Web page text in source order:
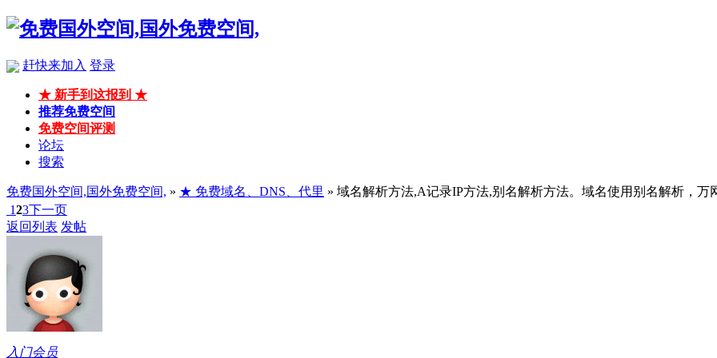
赶快来加入 登录
★ 新手到这报到 ★
推荐免费空间
免费空间评测
论坛
搜索
免费国外空间,国外免费空间, » ★ 免费域名、DNS、代里 » 域名解析方法,A记录IP方法,别名解析方法。域名使用别名解析，万
123下一页
返回列表 发帖
入门会员